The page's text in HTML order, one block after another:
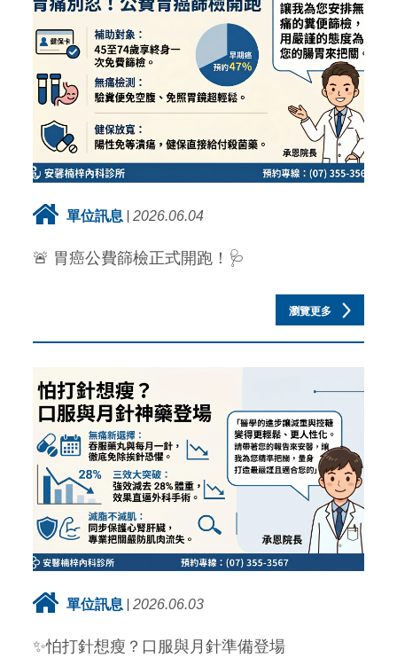
單位訊息 2026.06.04
🚨 胃癌公費篩檢正式開跑！🩺
瀏覽更多
單位訊息 2026.06.03
✨怕打針想瘦？口服與月針準備登場